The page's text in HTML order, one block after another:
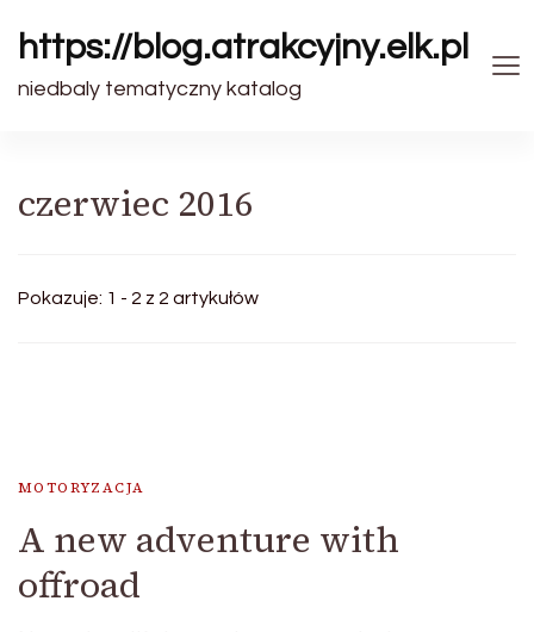
https://blog.atrakcyjny.elk.pl
niedbaly tematyczny katalog
czerwiec 2016
Pokazuje: 1 - 2 z 2 artykułów
MOTORYZACJA
A new adventure with
offroad